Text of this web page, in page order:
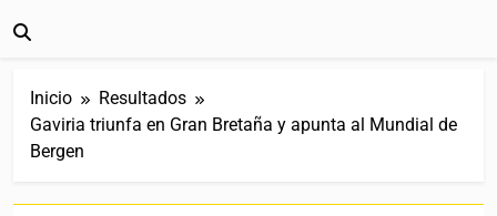
Inicio
Resultados
Gaviria triunfa en Gran Bretaña y apunta al Mundial de
Bergen